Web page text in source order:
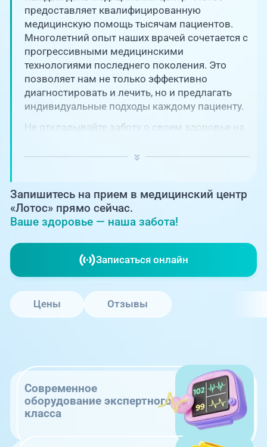
О клинике
Блог врачей
Новости
PreventAGE
+7 (351) 220-00-03
запись на прием
+7 (351) 220-03-03
Центр амбулаторной
онкологической помощи
+7 (7142) 927-003
жителей Казахстана
предоставляет квалифицированную
медицинскую помощь тысячам пациентов.
Многолетний опыт наших врачей сочетается с
прогрессивными медицинскими
технологиями последнего поколения. Это
позволяет нам не только эффективно
диагностировать и лечить, но и предлагать
индивидуальные подходы каждому пациенту.
Не откладывайте заботу о своем здоровье на
ключевую роль в поддержании вашего
Запишитесь на прием в медицинский центр
«Лотос» прямо сейчас.
Ваше здоровье — наша забота!
Записаться онлайн
Цены Отзывы
Современное
оборудование экспертного
класса